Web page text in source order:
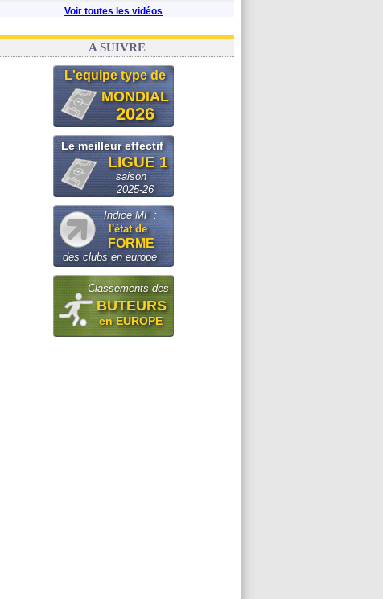
Voir toutes les vidéos
A SUIVRE
L'equipe type de
MONDIAL
2026
Le meilleur effectif
LIGUE 1
saison
2025-26
Indice MF :
l'état de
FORME
des clubs en europe
Classements des
BUTEURS
en EUROPE